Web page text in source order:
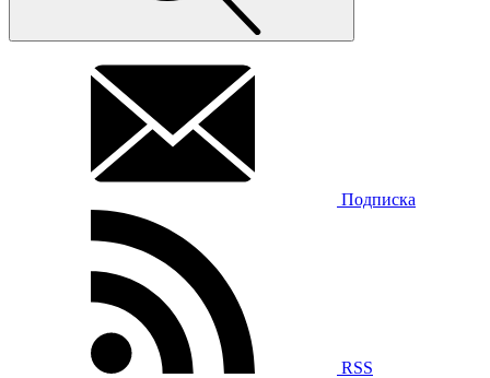
Подписка
RSS